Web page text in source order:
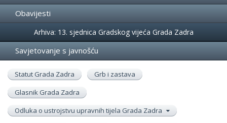
Obavijesti
Događanja
Arhiva: 13. sjednica Gradskog vijeća Grada Zadra
Savjetovanje s javnošću
Statut Grada Zadra
Grb i zastava
Glasnik Grada Zadra
Odluka o ustrojstvu upravnih tijela Grada Zadra